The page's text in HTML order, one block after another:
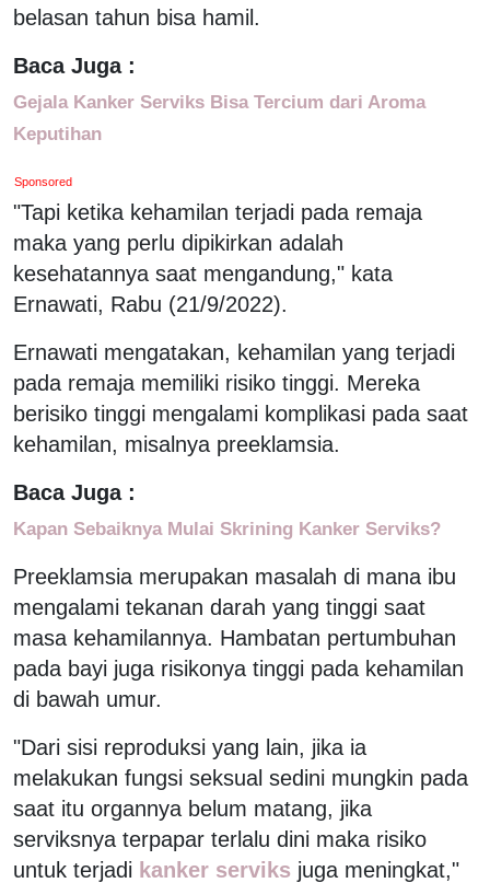
belasan tahun bisa hamil.
Baca Juga :
Gejala Kanker Serviks Bisa Tercium dari Aroma
Keputihan
Sponsored
"Tapi ketika kehamilan terjadi pada remaja
maka yang perlu dipikirkan adalah
kesehatannya saat mengandung," kata
Ernawati, Rabu (21/9/2022).
Ernawati mengatakan, kehamilan yang terjadi
pada remaja memiliki risiko tinggi. Mereka
berisiko tinggi mengalami komplikasi pada saat
kehamilan, misalnya preeklamsia.
Baca Juga :
Kapan Sebaiknya Mulai Skrining Kanker Serviks?
Preeklamsia merupakan masalah di mana ibu
mengalami tekanan darah yang tinggi saat
masa kehamilannya. Hambatan pertumbuhan
pada bayi juga risikonya tinggi pada kehamilan
di bawah umur.
"Dari sisi reproduksi yang lain, jika ia
melakukan fungsi seksual sedini mungkin pada
saat itu organnya belum matang, jika
serviksnya terpapar terlalu dini maka risiko
untuk terjadi kanker serviks juga meningkat,"